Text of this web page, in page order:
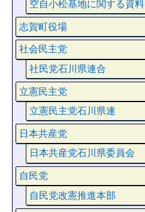
空自小松基地に関する資料
志賀町役場
社会民主党
社民党石川県連合
立憲民主党
立憲民主党石川県連
日本共産党
日本共産党石川県委員会
自民党
自民党改憲推進本部